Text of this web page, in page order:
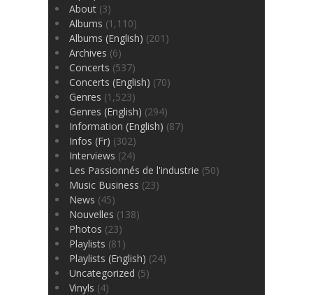
About (3)
Albums (1,110)
Albums (English) (201)
Archives (6)
Concerts (537)
Concerts (English) (70)
Genres (1,523)
Genres (English) (294)
Information (English) (87)
Infos (Fr) (302)
Interviews (24)
Les Passionnés de l'industrie (50)
Music Business (23)
News (45)
Nouvelles (138)
Photos (23)
Playlists (81)
Playlists (English) (24)
Uncategorized (5)
Vinyls (4)